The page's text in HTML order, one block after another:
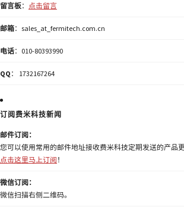
留言板： 点击留言
邮箱：sales_at_fermitech.com.cn
电话：010-80393990
QQ ： 1732167264
订阅费米科技新闻
邮件订阅：
您可以使用常用的邮件地址接收费米科技定期发送的产品更
点击这里马上订阅 ！
微信订阅：
微信扫描右侧二维码。